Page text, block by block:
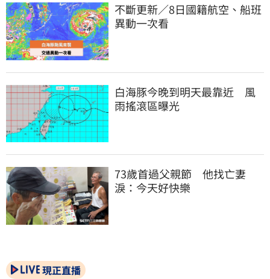
不斷更新／8日國籍航空、船班
異動一次看
白海豚今晚到明天最靠近　風
雨搖滾區曝光
73歲首過父親節　他找亡妻
淚：今天好快樂
現正直播